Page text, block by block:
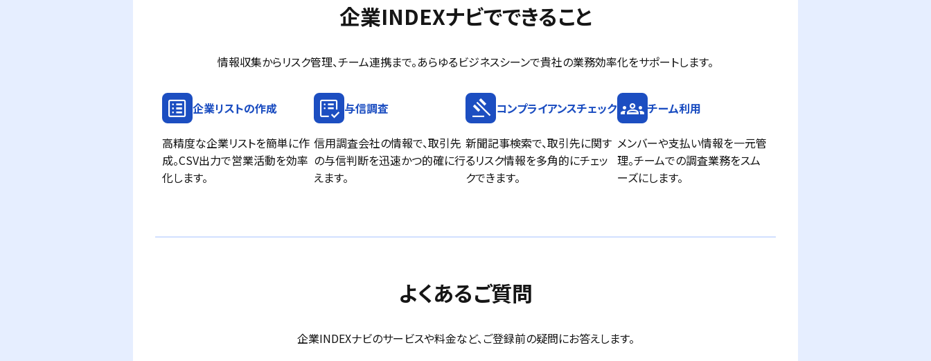
企業INDEXナビでできること
情報収集からリスク管理、チーム連携まで。あらゆるビジネスシーンで貴社の業務効率化をサポートします。
list_alt 企業リストの作成
高精度な企業リストを簡単に作
成。CSV出力で営業活動を効率
化します。
list_alt_check 与信調査
信用調査会社の情報で、取引先
の与信判断を迅速かつ的確に行
えます。
gavel コンプライアンスチェック
新聞記事検索で、取引先に関す
るリスク情報を多角的にチェッ
クできます。
groups チーム利用
メンバーや支払い情報を一元管
理。チームでの調査業務をスム
ーズにします。
よくあるご質問
企業INDEXナビのサービスや料金など、ご登録前の疑問にお答えします。